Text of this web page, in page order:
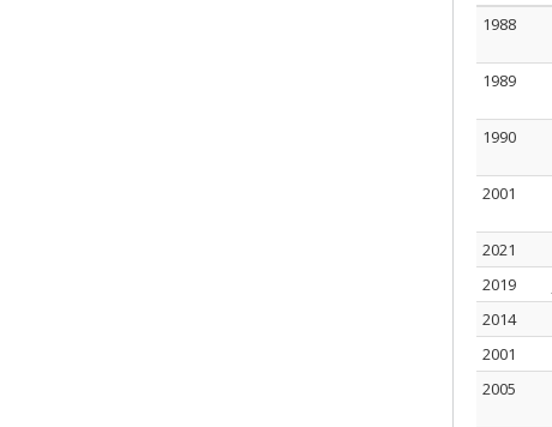
1988
1989
1990
2001
2021
2019
2014
2001
2005